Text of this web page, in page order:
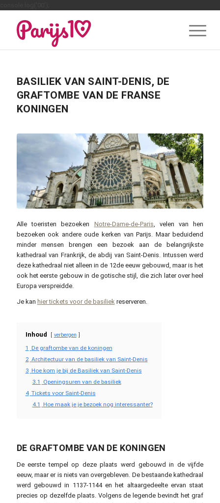
BASILIEK VAN SAINT-DENIS, DE
GRAFTOMBE VAN DE FRANSE
KONINGEN
Alle toeristen bezoeken Notre-Dame-de-Paris , velen van hen
bezoeken ook andere oude kerken van Parijs. Maar beduidend
minder mensen brengen een bezoek aan de belangrijkste
kathedraal van Frankrijk, de abdij van Saint-Denis. Intussen werd
deze kathedraal niet alleen in de 12de eeuw gebouwd, maar is het
ook het eerste gebouw in de gotische stijl, die zich later over heel
Europa verspreidde.
Je kan hier tickets voor de basiliek reserveren.
Inhoud verbergen
1 De graftombe van de koningen
2 Architectuur van de basiliek van Saint-Denis
3 Hoe kom je bij de Basiliek van Saint-Denis
3.1
Openingsuren van de basiliek
4 Tickets voor Saint-Denis
4.1 Hoe maak je je bezoek nog interessanter?
DE GRAFTOMBE VAN DE KONINGEN
De eerste tempel op deze plaats werd gebouwd in de vijfde
eeuw, maar er is niets van overgebleven. De bestaande kathedraal
werd gebouwd in 1137-1144 en het altaargedeelte ervan staat
precies op dezelfde plaats. Volgens de legende bevindt het graf